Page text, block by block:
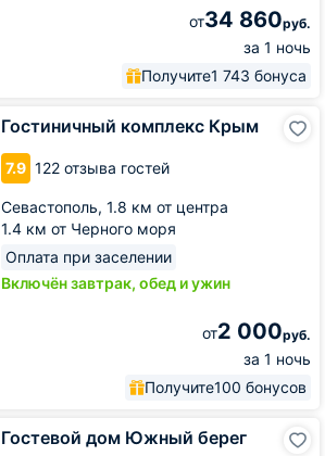
от34 860руб.
за 1 ночь
Получите1 743 бонуса
Гостиничный комплекс Крым
7.9 122 отзыва гостей
Севастополь, 1.8 км от центра
1.4 км от Черного моря
Оплата при заселении
Включён завтрак, обед и ужин
от2 000руб.
за 1 ночь
Получите100 бонусов
Гостевой дом Южный берег